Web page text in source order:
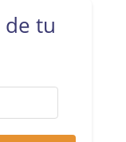
de tu